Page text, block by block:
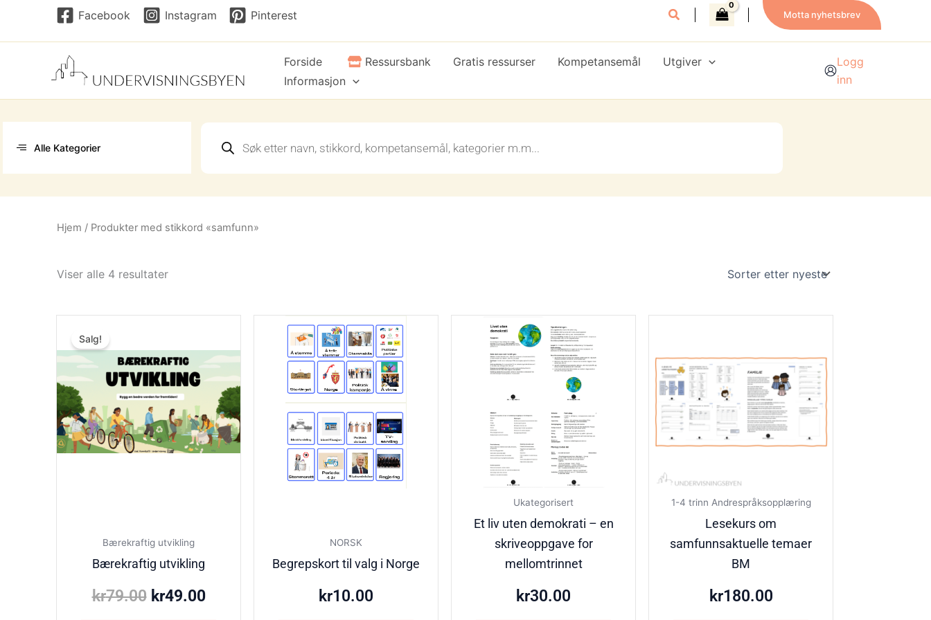
til
Facebook Instagram Pinterest Motta nyhetsbrev
Forside Ressursbank Gratis ressurser Kompetansemål
Utgiver
Informasjon
Logg
inn
Alle Kategorier
search
Hjem / Produkter med stikkord «samfunn»
Viser alle 4 resultateretter
Salg!
Bærekraftig utvikling
Bærekraftig utvikling
kr79.00
var:
kr79.00.
kr49.00
er:
kr49.00.
NORSK
Begrepskort til valg i Norge
kr10.00
Ukategorisert
Et liv uten demokrati – en
skriveoppgave for
mellomtrinnet
kr30.00
1-4 trinn Andrespråksopplæring
Lesekurs om
samfunnsaktuelle temaer
BM
kr180.00